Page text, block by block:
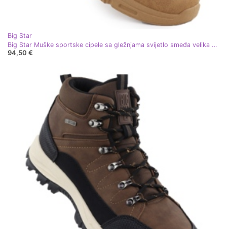
Big Star
Big Star Muške sportske cipele sa gležnjama svijetlo smeđa velika zvijezda SS174281
94,50 €